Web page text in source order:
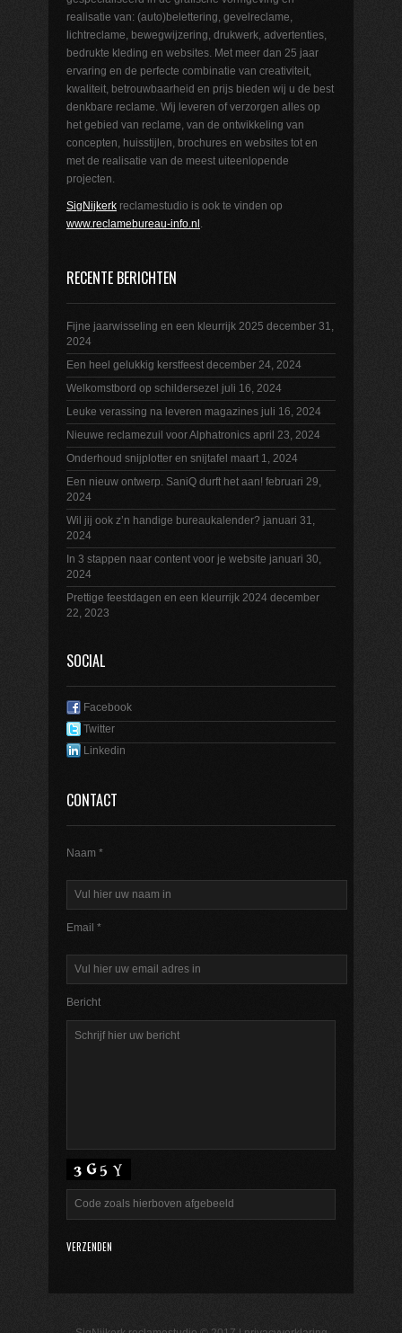
realisatie van: (auto)belettering, gevelreclame,
lichtreclame, bewegwijzering, drukwerk, advertenties,
bedrukte kleding en websites. Met meer dan 25 jaar
ervaring en de perfecte combinatie van creativiteit,
kwaliteit, betrouwbaarheid en prijs bieden wij u de best
denkbare reclame. Wij leveren of verzorgen alles op
het gebied van reclame, van de ontwikkeling van
concepten, huisstijlen, brochures en websites tot en
met de realisatie van de meest uiteenlopende
projecten.
SigNijkerk reclamestudio is ook te vinden op
www.reclamebureau-info.nl
RECENTE BERICHTEN
Fijne jaarwisseling en een kleurrijk 2025 december 31,
2024
Een heel gelukkig kerstfeest december 24, 2024
Welkomstbord op schildersezel juli 16, 2024
Leuke verassing na leveren magazines juli 16, 2024
Nieuwe reclamezuil voor Alphatronics april 23, 2024
Onderhoud snijplotter en snijtafel maart 1, 2024
Een nieuw ontwerp. SaniQ durft het aan! februari 29,
2024
Wil jij ook z’n handige bureaukalender? januari 31,
2024
In 3 stappen naar content voor je website januari 30,
2024
Prettige feestdagen en een kleurrijk 2024 december
22, 2023
SOCIAL
Facebook
Twitter
Linkedin
CONTACT
Naam *
Email *
Bericht